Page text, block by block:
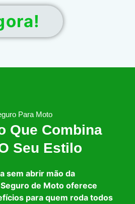
Para Moto
Que Combina
Seu Estilo
sem abrir mão da
de Moto oferece
para quem roda todos